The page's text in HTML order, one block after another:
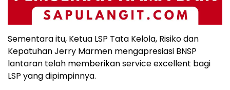
Sementara itu, Ketua LSP Tata Kelola, Risiko dan
Kepatuhan Jerry Marmen mengapresiasi BNSP
lantaran telah memberikan service excellent bagi
LSP yang dipimpinnya.